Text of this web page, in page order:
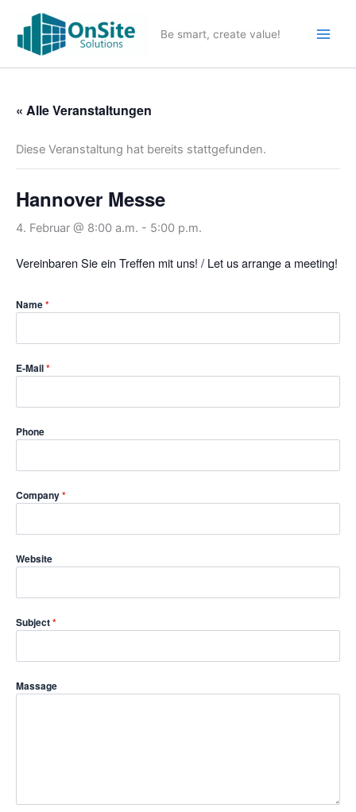
Inhalt
springen
Be smart, create value!
« Alle Veranstaltungen
Diese Veranstaltung hat bereits stattgefunden.
Hannover Messe
4. Februar @ 8:00 a.m. - 5:00 p.m.
Vereinbaren Sie ein Treffen mit uns! / Let us arrange a meeting!
Name*
E-Mail*
Phone
Company*
Website
Subject*
Massage